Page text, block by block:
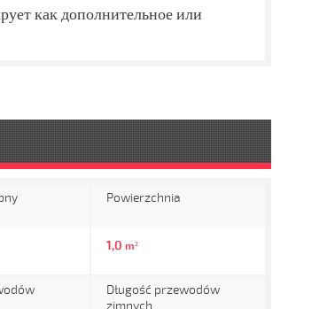
как дополнительное или
Powierzchnia
1,0 m²
Długość przewodów
zimnych